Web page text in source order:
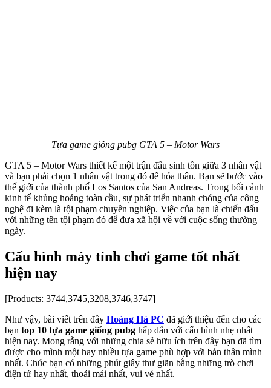
Tựa game giống pubg GTA 5 – Motor Wars
GTA 5 – Motor Wars thiết kế một trận đấu sinh tồn giữa 3 nhân vật
và bạn phải chọn 1 nhân vật trong đó để hóa thân. Bạn sẽ bước vào
thế giới của thành phố Los Santos của San Andreas. Trong bối cảnh
kinh tế khủng hoảng toàn cầu, sự phát triển nhanh chóng của công
nghệ đi kèm là tội phạm chuyên nghiệp. Việc của bạn là chiến đấu
với những tên tội phạm đó để đưa xã hội về với cuộc sống thường
ngày.
Cấu hình máy tính chơi game tốt nhất
hiện nay
[Products: 3744,3745,3208,3746,3747]
Như vậy, bài viết trên đây Hoàng Hà PC đã giới thiệu đến cho các
bạn top 10 tựa game giống pubg hấp dẫn với cấu hình nhẹ nhất
hiện nay. Mong rằng với những chia sẻ hữu ích trên đây bạn đã tìm
được cho mình một hay nhiều tựa game phù hợp với bản thân mình
nhất. Chúc bạn có những phút giây thư giãn bằng những trò chơi
điện tử hay nhất, thoải mái nhất, vui vẻ nhất.